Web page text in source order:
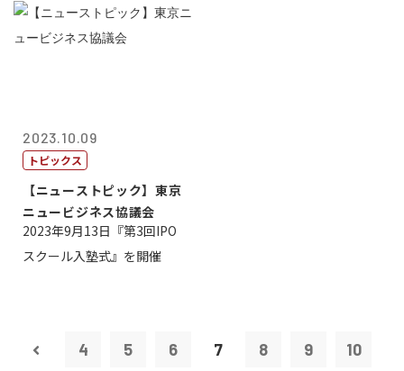
2023.10.09
トピックス
【ニューストピック】東京
ニュービジネス協議会
2023年9月13日『第3回IPO
スクール入塾式』を開催
4 5 6 7 8 9 10